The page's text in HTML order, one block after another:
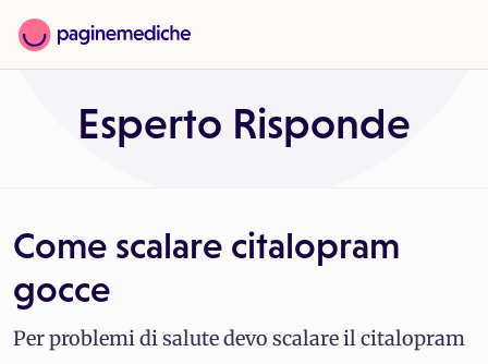
Esperto Risponde
Come scalare citalopram
gocce
Per problemi di salute devo scalare il citalopram